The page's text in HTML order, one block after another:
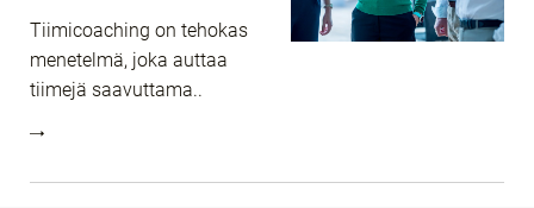
Tiimicoaching on tehokas
menetelmä, joka auttaa
tiimejä saavuttama..